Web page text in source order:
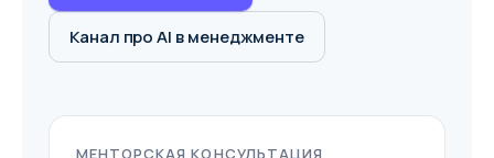
Канал про AI в менеджменте
МЕНТОРСКАЯ КОНСУЛЬТАЦИЯ